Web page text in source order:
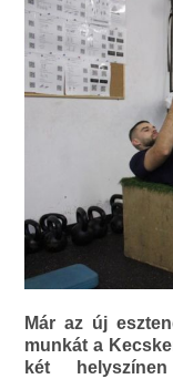
Már az új
munkát a
két